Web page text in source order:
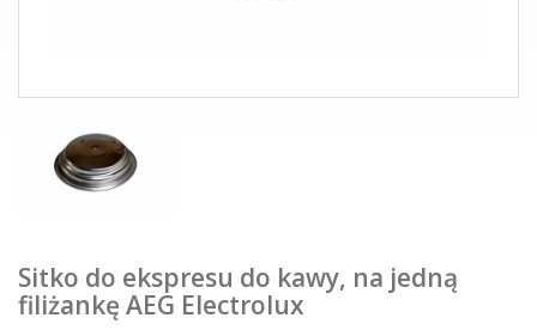
Sitko do ekspresu do kawy, na jedną
filiżankę AEG Electrolux